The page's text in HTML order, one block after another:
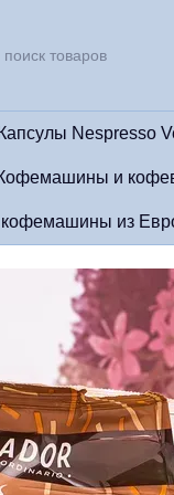
Капсулы Nespresso
и
из